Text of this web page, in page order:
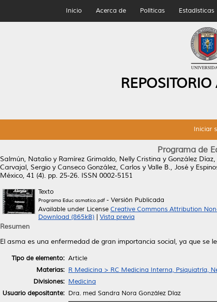
Inicio Acerca de Políticas Estadísticas
Iniciar
Programa de
Salmún, Natalio y Ramírez Grimaldo, Nelly Cristina y González
Carvajal, Sergio y Canseco González, Carlos y Valle B., José y
México, 41 (4). pp. 25-26. ISSN 0002-5151
Texto
Programa Educ asmatico.pdf- Versión Publicada
Available under License Creative Commons Attribution
Download (865kB)
Vista previa
Resumen
El asma es una enfermedad de gran importancia social, ya que se
Tipo de elemento: Article
Materias: R Medicina > RC Medicina Interna, Psiquiatría,
Divisiones: Medicina
Usuario depositante: Dra. med Sandra Nora González Díaz